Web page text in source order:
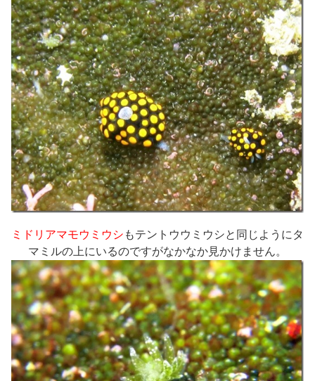
ミドリアマモウミウシ もテントウウミウシと同じようにタ
マミルの上にいるのですがなかなか見かけません。